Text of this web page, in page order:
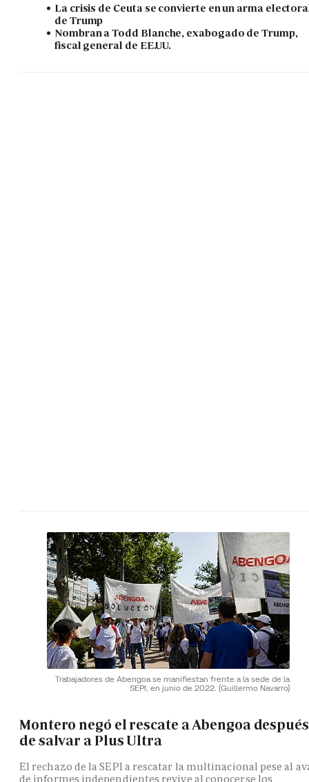
La crisis de Ceuta se convierte en un arma
de Trump
Nombran a Todd Blanche, exabogado de Trump,
fiscal general de EE.UU.
Trabajadores de Abengoa se manifiestan frente a la sede de la
SEPI, en junio de 2022. (Guillermo Navarro)
Montero negó el rescate a Abengoa después
de salvar a Plus Ultra
El rechazo de la SEPI a rescatar la multinacional pese al
de informes independientes revive al conocerse los